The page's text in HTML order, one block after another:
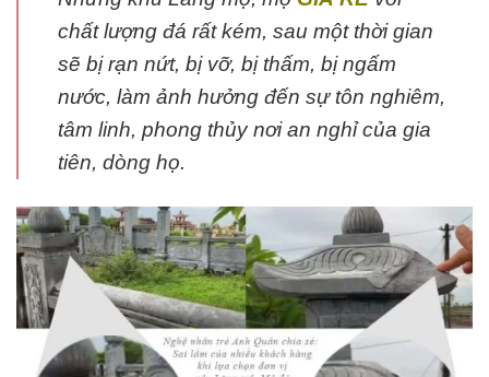
chất lượng đá rất kém, sau một thời gian
sẽ bị rạn nứt, bị vỡ, bị thấm, bị ngấm
nước, làm ảnh hưởng đến sự tôn nghiêm,
tâm linh, phong thủy nơi an nghỉ của gia
tiên, dòng họ.